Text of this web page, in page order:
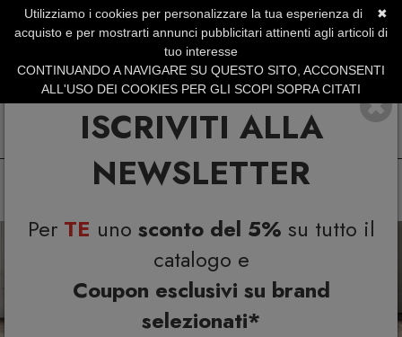
ISCRIVITI ALLA
NEWSLETTER
Per TE uno sconto del 5% su tutto il
catalogo e
Coupon esclusivi su brand
selezionati*
SERVIZIO CLIENTI +39.0773.470.562
SUMMER SALES | Fino al 31 Agosto
Previous
✖
Utilizziamo i cookies per personalizzare la tua esperienza di
acquisto e per mostrarti annunci pubblicitari attinenti agli articoli di
tuo interesse
CONTINUANDO A NAVIGARE SU QUESTO SITO, ACCONSENTI
ALL'USO DEI COOKIES PER GLI SCOPI SOPRA CITATI